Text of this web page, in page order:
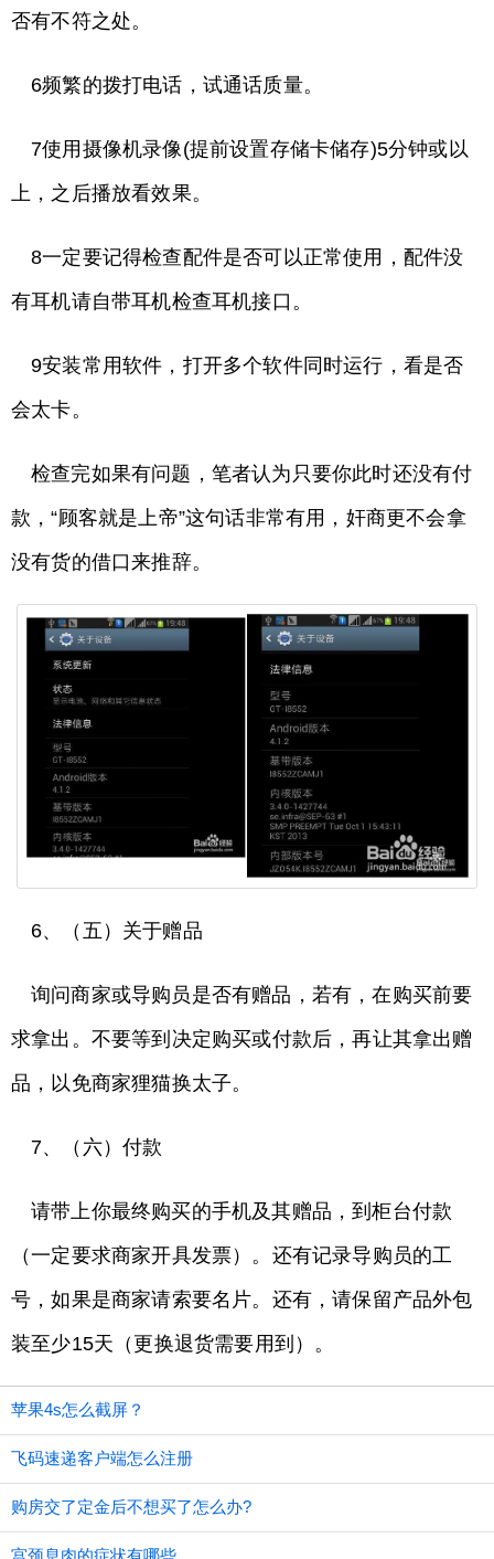
否有不符之处。
6频繁的拨打电话，试通话质量。
7使用摄像机录像(提前设置存储卡储存)5分钟或以
上，之后播放看效果。
8一定要记得检查配件是否可以正常使用，配件没
有耳机请自带耳机检查耳机接口。
9安装常用软件，打开多个软件同时运行，看是否
会太卡。
检查完如果有问题，笔者认为只要你此时还没有付
款，“顾客就是上帝”这句话非常有用，奸商更不会拿
没有货的借口来推辞。
6、（五）关于赠品
询问商家或导购员是否有赠品，若有，在购买前要
求拿出。不要等到决定购买或付款后，再让其拿出赠
品，以免商家狸猫换太子。
7、（六）付款
请带上你最终购买的手机及其赠品，到柜台付款
（一定要求商家开具发票）。还有记录导购员的工
号，如果是商家请索要名片。还有，请保留产品外包
装至少15天（更换退货需要用到）。
苹果4s怎么截屏？
飞码速递客户端怎么注册
购房交了定金后不想买了怎么办?
宫颈息肉的症状有哪些